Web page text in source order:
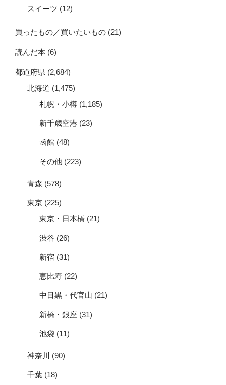
スイーツ (12)
買ったもの／買いたいもの (21)
読んだ本 (6)
都道府県 (2,684)
北海道 (1,475)
札幌・小樽 (1,185)
新千歳空港 (23)
函館 (48)
その他 (223)
青森 (578)
東京 (225)
東京・日本橋 (21)
渋谷 (26)
新宿 (31)
恵比寿 (22)
中目黒・代官山 (21)
新橋・銀座 (31)
池袋 (11)
神奈川 (90)
千葉 (18)